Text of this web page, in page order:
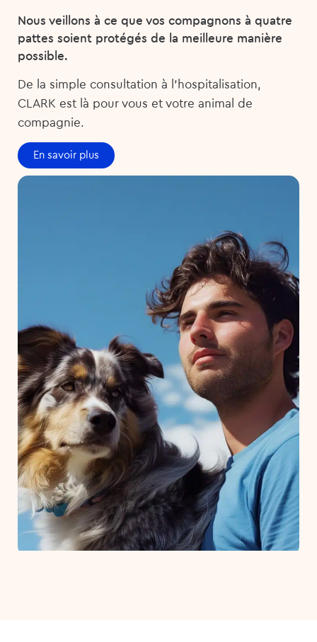
Nous veillons à ce que vos compagnons à quatre
pattes soient protégés de la meilleure manière
possible.
De la simple consultation à l’hospitalisation,
CLARK est là pour vous et votre animal de
compagnie.
En savoir plus